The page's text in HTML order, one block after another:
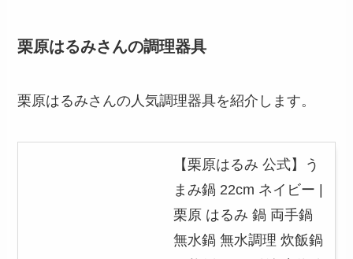
栗原はるみさんの調理器具
栗原はるみさんの人気調理器具を紹介します。
【栗原はるみ 公式】う
まみ鍋 22cm ネイビー |
栗原 はるみ 鍋 両手鍋
無水鍋 無水調理 炊飯鍋